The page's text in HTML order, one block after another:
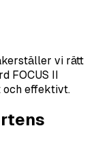
vi rätt
FOCUS II
och effektivt.